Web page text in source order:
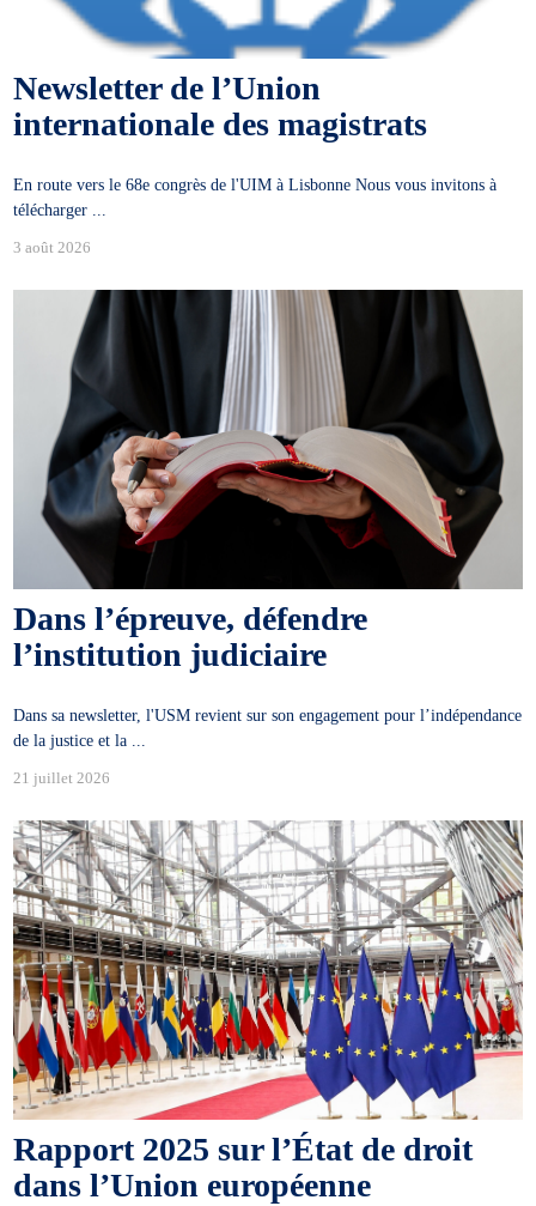
Newsletter de l’Union
internationale des magistrats
En route vers le 68e congrès de l'UIM à Lisbonne Nous vous invitons à
télécharger ...
3 août 2026
Dans l’épreuve, défendre
l’institution judiciaire
Dans sa newsletter, l'USM revient sur son engagement pour l’indépendance
de la justice et la ...
21 juillet 2026
Rapport 2025 sur l’État de droit
dans l’Union européenne